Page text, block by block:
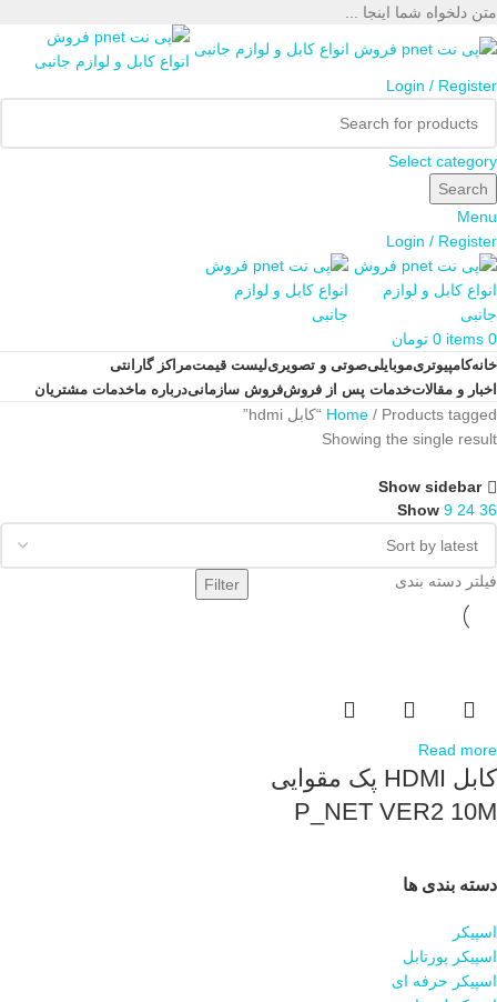
متن دلخواه شما اینجا ...
Login / Register
Select category
Search
Menu
Login / Register
0
items
0 تومان
خانهکامپیوتریموبایلیصوتی و تصویریلیست قیمتمراکز گارانتی
اخبار و مقالاتخدمات پس از فروشفروش سازمانیدرباره ماخدمات مشتریان
دسته بندی ها
اسپیکر
اسپیکر پورتابل
اسپیکر حرفه ای
Home
Products tagged “کابل hdmi”
Showing the single result
Show sidebar
Show 9 24 36
فیلتر دسته بندی Filter
Read more
کابل HDMI پک مقوایی
P_NET VER2 10M